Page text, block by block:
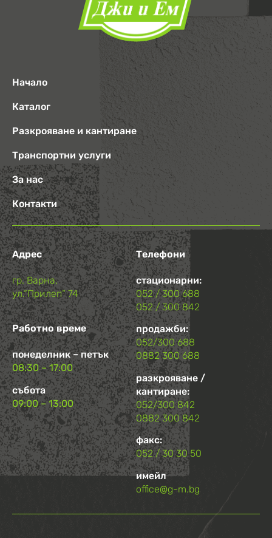
Начало
Каталог
Разкрояване и кантиране
Транспортни услуги
За нас
Контакти
Адрес
гр. Варна,
ул.“Прилеп“ 74
Работно време
понеделник – петък
08:30 – 17:00
събота
09:00 – 13:00
Телефони
стационарни:
052 / 300 688
052 / 300 842
продажби:
052/300 688
0882 300 688
разкрояване /
кантиране:
052/300 842
0882 300 842
факс:
052 / 30 30 50
имейл
office@g-m.bg